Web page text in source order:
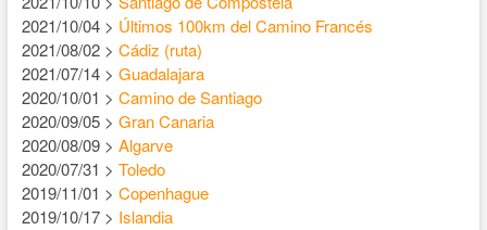
2021/10/04 > Últimos 100km del Camino Francés
2021/08/02 > Cádiz (ruta)
2021/07/14 > Guadalajara
2020/10/01 > Camino de Santiago
2020/09/05 > Gran Canaria
2020/08/09 > Algarve
2020/07/31 > Toledo
2019/11/01 > Copenhague
2019/10/17 > Islandia